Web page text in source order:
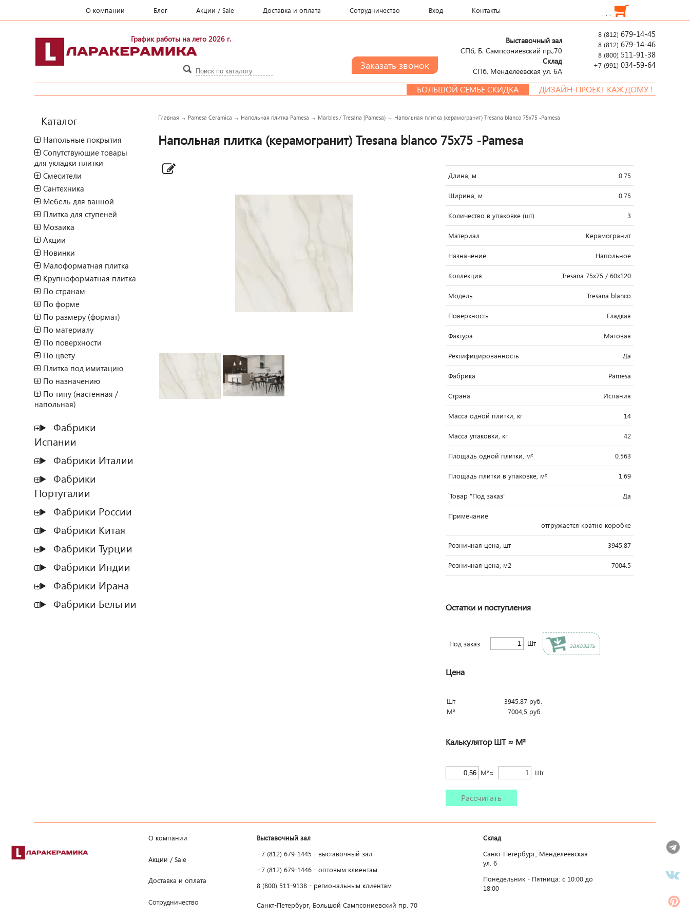
О компании Блог Акции / Sale Доставка и оплата Сотрудничество Вход Контакты . . .
График работы на лето 2026 г. 8 (812) 679-14-45
8 (812) 679-14-46
8 (800) 511-91-38
+7 (991) 034-59-64
Выставочный зал
СПб, Б. Сампсониевский пр.,70
Склад
СПб, Менделеевcкая ул, 6А
БОЛЬШОЙ СЕМЬЕ СКИДКА ДИЗАЙН-ПРОЕКТ КАЖДОМУ !
Каталог
Напольные покрытия
Сопутствующие товары
для укладки плитки
Смесители
Сантехника
Мебель для ванной
Плитка для ступеней
Мозаика
Акции
Новинки
Малоформатная плитка
Крупноформатная плитка
По странам
По форме
По размеру (формат)
По материалу
По поверхности
По цвету
Плитка под имитацию
По назначению
По типу (настенная /
напольная)
Фабрики
Испании
Фабрики Италии
Фабрики
Португалии
Фабрики России
Фабрики Китая
Фабрики Турции
Фабрики Индии
Фабрики Ирана
Фабрики Бельгии
Главная → Pamesa Ceramica → Напольная плитка Pamesa → Marbles / Tresana (Pamesa) → Напольная плитка (керамогранит) Tresana blanco 75x75 -Pamesa
Напольная плитка (керамогранит) Tresana blanco 75x75 -Pamesa
Длина, м 0.75
Ширина, м 0.75
Количество в упаковке (шт) 3
Материал Керамогранит
Назначение Напольное
Коллекция Tresana 75x75 / 60x120
Модель Tresana blanco
Поверхность Гладкая
Фактура Матовая
Ректифицированность Да
Фабрика Pamesa
Страна Испания
Масса одной плитки, кг 14
Масса упаковки, кг 42
Площадь одной плитки, м² 0.563
Площадь плитки в упаковке, м² 1.69
`Товар "Под заказ" Да
Примечание
отгружается кратно коробке
Розничная цена, шт 3945.87
Розничная цена, м2 7004.5
Остатки и поступления
Под заказ Шт заказать
Цена
Шт 3945.87руб.
М²
7004,5 руб.
Калькулятор ШТ ≈ М²
М²≈ Шт
Рассчитать
О компании
Акции / Sale
Доставка и оплата
Сотрудничество
Выставочный зал
+7 (812) 679-1445 - выставочный зал
+7 (812) 679-1446 - оптовым клиентам
8 (800) 511-9138 - региональным клиентам
Санкт-Петербург, Большой Сампсониевский пр. 70
Склад
Санкт-Петербург, Менделеевская
ул. 6
Понедельник - Пятница: c 10:00 до
18:00